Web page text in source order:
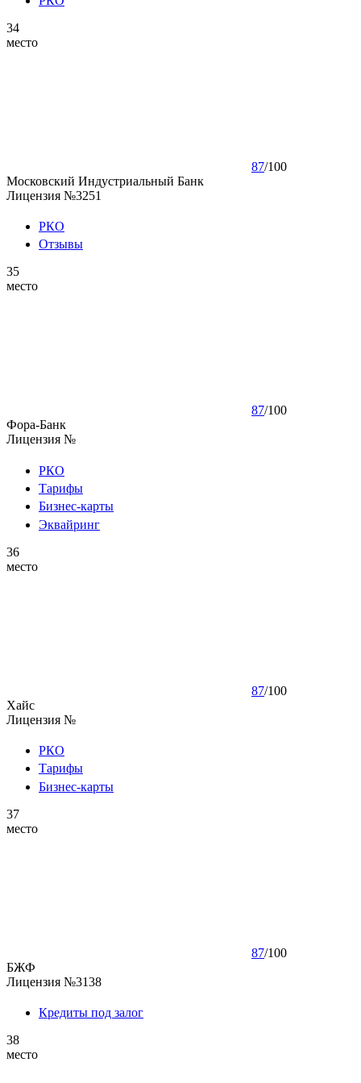
34
место
87/100
Московский Индустриальный Банк
Лицензия №3251
РКО
Отзывы
35
место
87/100
Фора-Банк
Лицензия №
РКО
Тарифы
Бизнес-карты
Эквайринг
36
место
87/100
Хайс
Лицензия №
РКО
Тарифы
Бизнес-карты
37
место
87/100
БЖФ
Лицензия №3138
Кредиты под залог
38
место